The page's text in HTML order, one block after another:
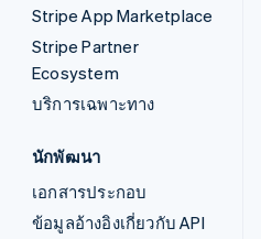
Stripe App Marketplace
Stripe Partner
Ecosystem
บริการเฉพาะทาง
นักพัฒนา
เอกสารประกอบ
ข้อมูลอ้างอิงเกี่ยวกับ API